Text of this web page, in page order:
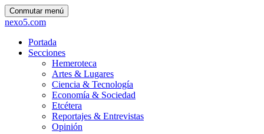
Conmutar menú
nexo5.com
Portada
Secciones
Hemeroteca
Artes & Lugares
Ciencia & Tecnología
Economía & Sociedad
Etcétera
Reportajes & Entrevistas
Opinión